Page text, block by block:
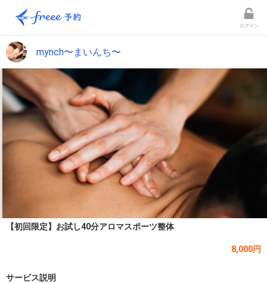
ログイン
mynch〜まいんち〜
【初回限定】お試し40分アロマスポーツ整体
8,000円
サービス説明